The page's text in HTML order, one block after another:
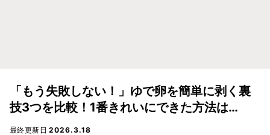
「もう失敗しない！」ゆで卵を簡単に剥く裏
技3つを比較！1番きれいにできた方法は…
最終更新日2026.3.18